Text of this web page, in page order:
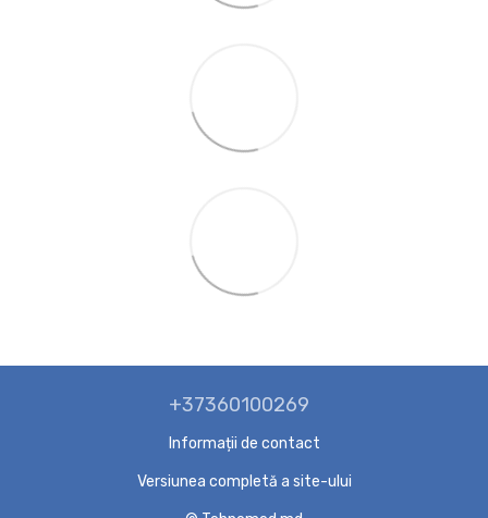
+37360100269
Informații de contact
Versiunea completă a site-ului